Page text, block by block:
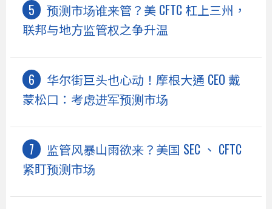
预测市场谁来管？美 CFTC 杠上三州，
联邦与地方监管权之争升温
华尔街巨头也心动！摩根大通 CEO 戴
蒙松口：考虑进军预测市场
监管风暴山雨欲来？美国 SEC 、 CFTC
紧盯预测市场